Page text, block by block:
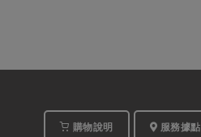
購物說明 服務據點